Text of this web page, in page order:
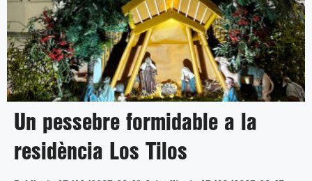
Un pessebre formidable a la
residència Los Tilos